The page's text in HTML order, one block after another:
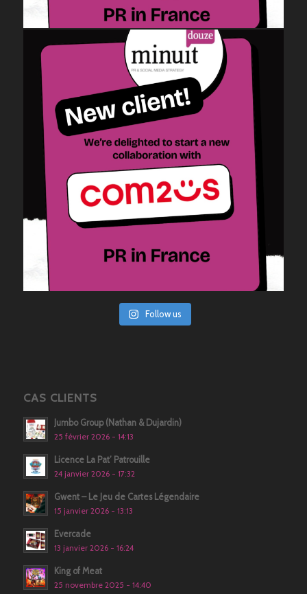
Follow us
CAS CLIENTS
Jumbo Group (Nathan & Dujardin)
25 février 2026 - 14:13
Licence La Pat’ Patrouille
24 janvier 2026 - 17:32
Gwent – Le Jeu de Cartes Légendaire
15 janvier 2026 - 13:13
Evercade
13 janvier 2026 - 16:24
King of Meat
25 novembre 2025 - 14:40